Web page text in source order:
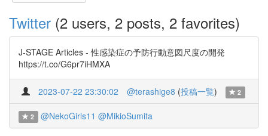
Twitter (2 users, 2 posts, 2 favorites)
J-STAGE Articles - 性感染症の予防行動意図尺度の開発
https://t.co/G6pr7iHMXA
2023-07-22 23:30:02 @terashige8 (投稿一覧) 2
2 @NekoGirls11 @MikioSumita